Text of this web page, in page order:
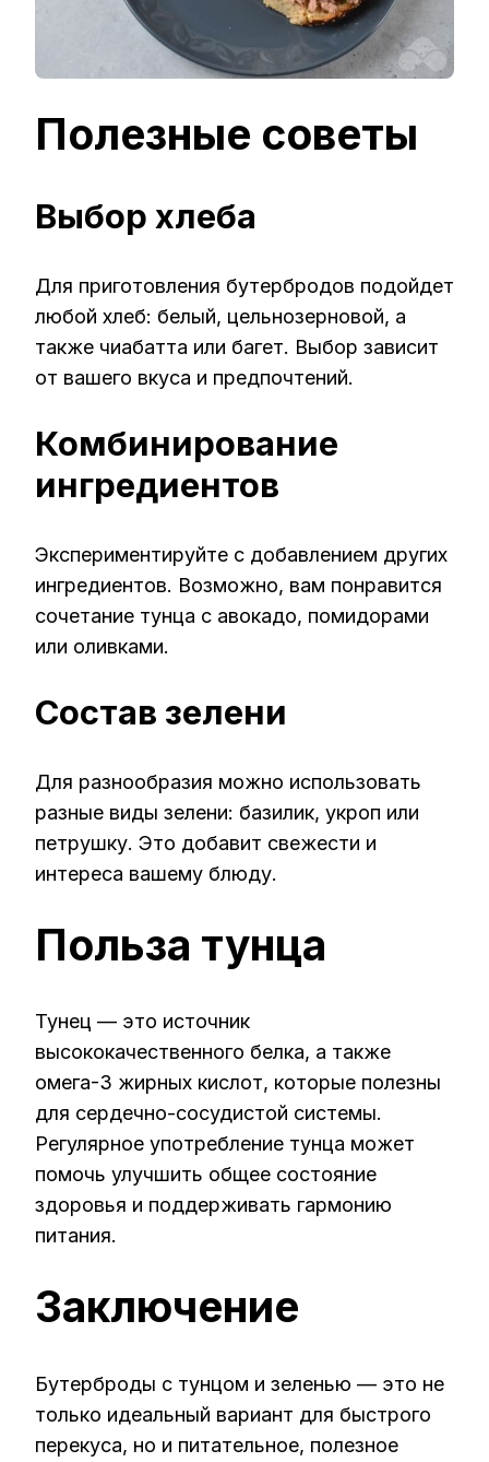
Полезные советы
Выбор хлеба
Для приготовления бутербродов подойдет
любой хлеб: белый, цельнозерновой, а
также чиабатта или багет. Выбор зависит
от вашего вкуса и предпочтений.
Комбинирование
ингредиентов
Экспериментируйте с добавлением других
ингредиентов. Возможно, вам понравится
сочетание тунца с авокадо, помидорами
или оливками.
Состав зелени
Для разнообразия можно использовать
разные виды зелени: базилик, укроп или
петрушку. Это добавит свежести и
интереса вашему блюду.
Польза тунца
Тунец — это источник
высококачественного белка, а также
омега-3 жирных кислот, которые полезны
для сердечно-сосудистой системы.
Регулярное употребление тунца может
помочь улучшить общее состояние
здоровья и поддерживать гармонию
питания.
Заключение
Бутерброды с тунцом и зеленью — это не
только идеальный вариант для быстрого
перекуса, но и питательное, полезное